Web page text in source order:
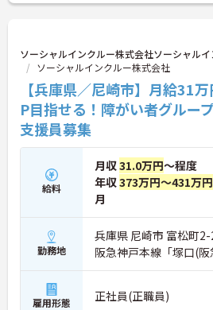
日）時点では、運営ホーム数は38ホーム
方は面接対策ポイントや求人の詳細など
しますのでお気軽にお問い合わせ下さい。
ソーシャルインクルー株式会社ソーシャル
ソーシャルインクルー株式会社
【兵庫県／尼崎市】月給31
P目指せる！障がい者グルー
支援員募集
給料
月収31.0万円～程度
年収373万円～431万円
月
勤務地
兵庫県 尼崎市 富松町
阪急神戸本線「塚口(
雇用形態 正社員(正職員)